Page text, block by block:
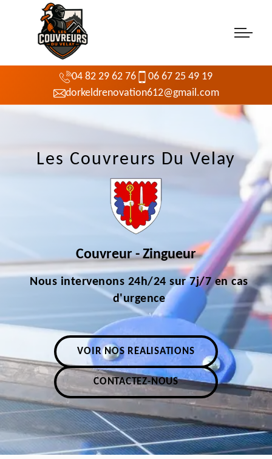
04 82 29 62 76
06 67 25 49 19
dorkeldrenovation612@gmail.com
Les Couvreurs Du Velay
Couvreur - Zingueur
Nous intervenons 24h/24 sur 7j/7 en cas
d'urgence
VOIR NOS RÉALISATIONS
CONTACTEZ-NOUS